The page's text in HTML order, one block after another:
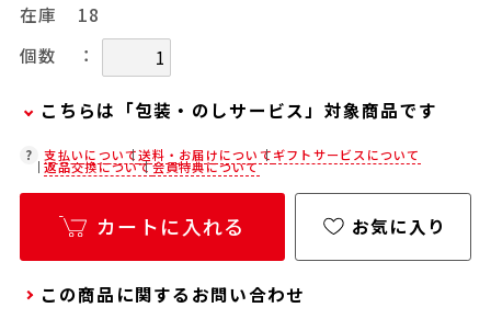
在庫
18
個数
：
こちらは「包装・のしサービス」対象商品です
弊社での包装・のしを希望される場合は、商品を
カートに入れた後に「会員限定のし・ラッピング
(330円/個)設定へ」ボタンからお手続きくださ
い。
バッグは含まれておりません。手提げ袋やギフト
支払いについて送料・お届けについてギフトサービスについて
返品交換について会員特典について
カートに入れる お気に入り
この商品に関するお問い合わせ